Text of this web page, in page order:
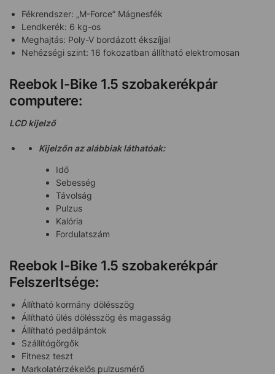
Fékrendszer: „M-Force” Mágnesfék
Lendkerék: 6 kg-os
Meghajtás: Poly-V bordázott ékszíjjal
Nehézségi szint: 16 fokozatban állítható elektromosan
Reebok I-Bike 1.5 szobakerékpár
computere:
LCD kijelző
Kijelzőn az alábbiak láthatóak:
Idő
Sebesség
Távolság
Pulzus
Kalória
Fordulatszám
Reebok I-Bike 1.5 szobakerékpár
Felszerltsége:
Állítható kormány dölésszög
Állítható ülés dölésszög és magasság
Állítható pedálpántok
Szállítógörgők
Fitnesz teszt
Markolatérzékelős pulzusmérő